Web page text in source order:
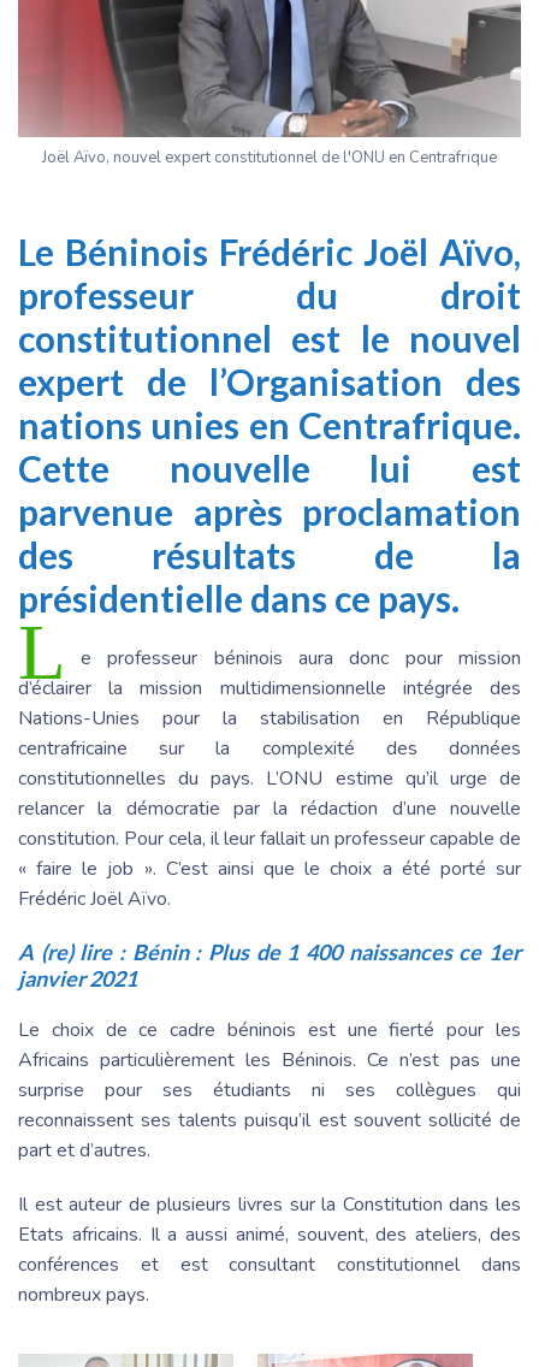
Joël Aïvo, nouvel expert constitutionnel de l'ONU en Centrafrique
Le Béninois Frédéric Joël Aïvo,
professeur du droit
constitutionnel est le nouvel
expert de l’Organisation des
nations unies en Centrafrique.
Cette nouvelle lui est
parvenue après proclamation
des résultats de la
présidentielle dans ce pays.
L
e professeur béninois aura donc pour mission
d’éclairer la mission multidimensionnelle intégrée des
Nations-Unies pour la stabilisation en République
centrafricaine sur la complexité des données
constitutionnelles du pays. L’ONU estime qu’il urge de
relancer la démocratie par la rédaction d’une nouvelle
constitution. Pour cela, il leur fallait un professeur capable de
« faire le job ». C’est ainsi que le choix a été porté sur
Frédéric Joël Aïvo.
A (re) lire : Bénin : Plus de 1 400 naissances ce 1er
janvier 2021
Le choix de ce cadre béninois est une fierté pour les
Africains particulièrement les Béninois. Ce n’est pas une
surprise pour ses étudiants ni ses collègues qui
reconnaissent ses talents puisqu’il est souvent sollicité de
part et d’autres.
Il est auteur de plusieurs livres sur la Constitution dans les
Etats africains. Il a aussi animé, souvent, des ateliers, des
conférences et est consultant constitutionnel dans
nombreux pays.